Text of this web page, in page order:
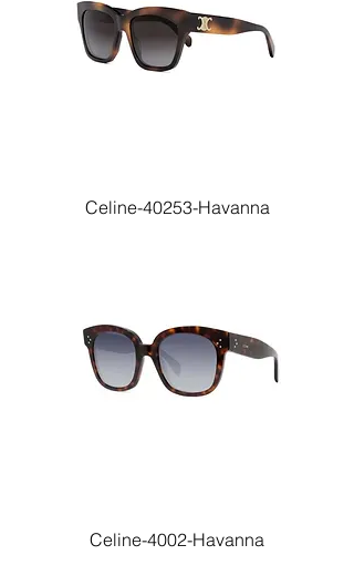
Celine-40253-Havanna
Celine-4002-Havanna